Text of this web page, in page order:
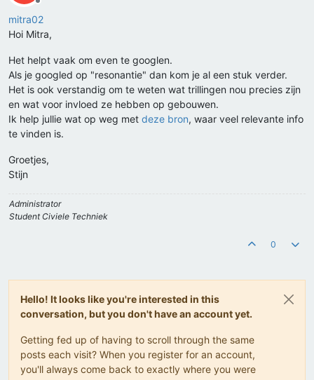
Offline
mitra02
Hoi Mitra,
Het helpt vaak om even te googlen.
Als je googled op "resonantie" dan kom je al een stuk verder.
Het is ook verstandig om te weten wat trillingen nou precies zijn
en wat voor invloed ze hebben op gebouwen.
Ik help jullie wat op weg met deze bron, waar veel relevante info
te vinden is.
Groetjes,
Stijn
Administrator
Student Civiele Techniek
0
Hello! It looks like you're interested in this
conversation, but you don't have an account yet.
Getting fed up of having to scroll through the same
posts each visit? When you register for an account,
you'll always come back to exactly where you were